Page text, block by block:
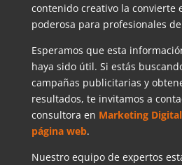
contenido creativo la convierte
poderosa para profesionales
Esperamos que esta
haya sido útil. Si estás
campañas publicitarias y
resultados, te invitamos a
consultora en Marketing Digital
página web.
Nuestro equipo de expertos